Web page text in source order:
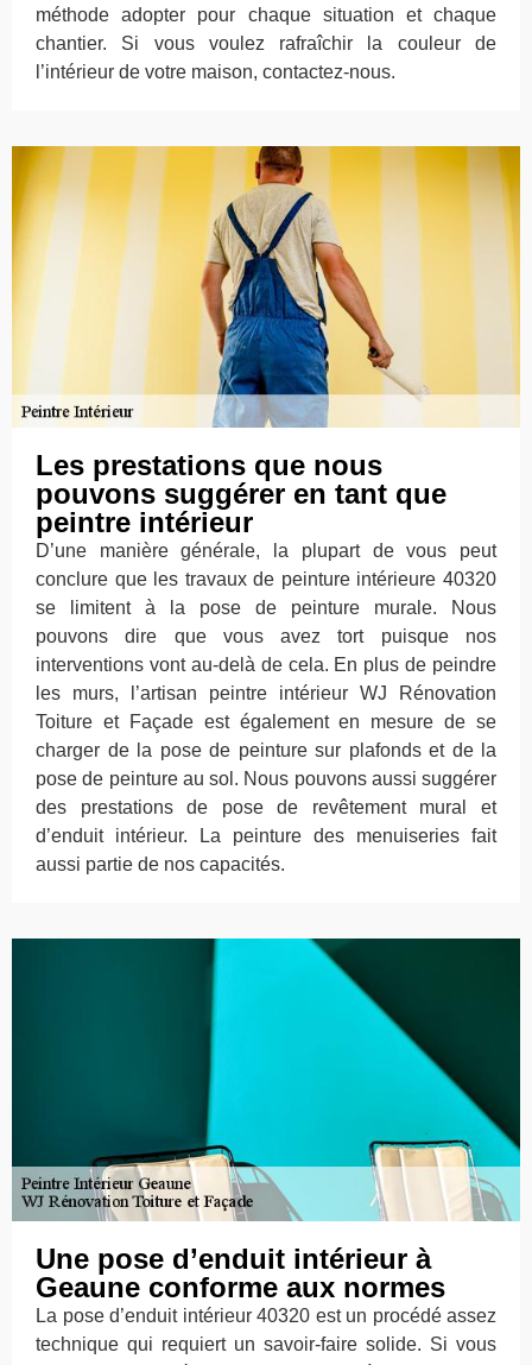
méthode adopter pour chaque situation et chaque
chantier. Si vous voulez rafraîchir la couleur de
l’intérieur de votre maison, contactez-nous.
Les prestations que nous
pouvons suggérer en tant que
peintre intérieur
D’une manière générale, la plupart de vous peut
conclure que les travaux de peinture intérieure 40320
se limitent à la pose de peinture murale. Nous
pouvons dire que vous avez tort puisque nos
interventions vont au-delà de cela. En plus de peindre
les murs, l’artisan peintre intérieur WJ Rénovation
Toiture et Façade est également en mesure de se
charger de la pose de peinture sur plafonds et de la
pose de peinture au sol. Nous pouvons aussi suggérer
des prestations de pose de revêtement mural et
d’enduit intérieur. La peinture des menuiseries fait
aussi partie de nos capacités.
Une pose d’enduit intérieur à
Geaune conforme aux normes
La pose d’enduit intérieur 40320 est un procédé assez
technique qui requiert un savoir-faire solide. Si vous